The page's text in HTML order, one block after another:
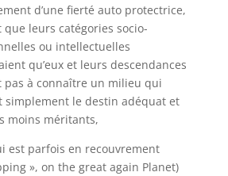
d’une fierté auto protectrice,
leurs catégories socio-
ou intellectuelles
qu’eux et leurs descendances
pas à connaître un milieu qui
simplement le destin adéquat et
moins méritants,
est parfois en recouvrement
», on the great again Planet)